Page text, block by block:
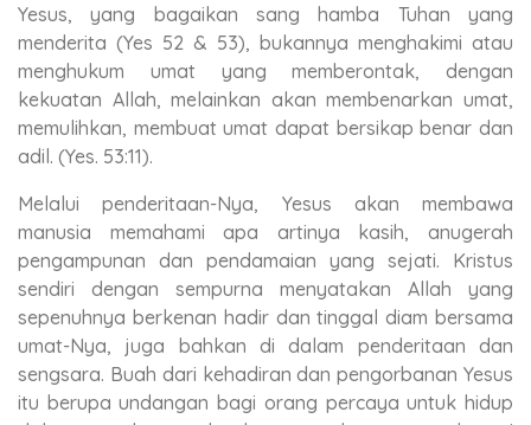
Yesus, yang bagaikan sang hamba Tuhan yang
menderita (Yes 52 & 53), bukannya menghakimi atau
menghukum umat yang memberontak, dengan
kekuatan Allah, melainkan akan membenarkan umat,
memulihkan, membuat umat dapat bersikap benar dan
adil. (Yes. 53:11).
Melalui penderitaan-Nya, Yesus akan membawa
manusia memahami apa artinya kasih, anugerah
pengampunan dan pendamaian yang sejati. Kristus
sendiri dengan sempurna menyatakan Allah yang
sepenuhnya berkenan hadir dan tinggal diam bersama
umat-Nya, juga bahkan di dalam penderitaan dan
sengsara. Buah dari kehadiran dan pengorbanan Yesus
itu berupa undangan bagi orang percaya untuk hidup